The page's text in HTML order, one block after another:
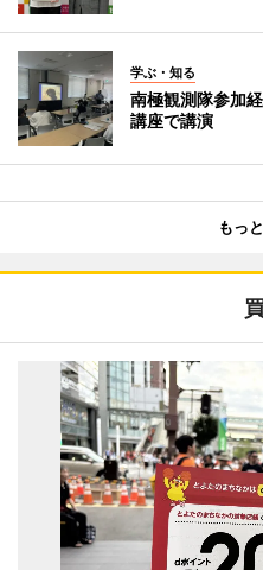
学ぶ・知る
南極観測隊参加
講座で講演
もっ